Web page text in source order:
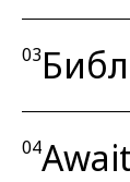
03
04